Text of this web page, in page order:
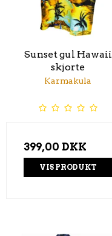
Sunset gul Hawaii
skjorte
Karmakula
399,00 DKK
VIS PRODUKT